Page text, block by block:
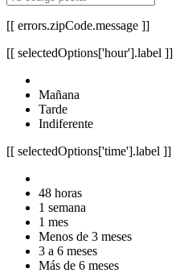
[[ errors.zipCode.message ]]
[[ selectedOptions['hour'].label ]]
Mañana
Tarde
Indiferente
[[ selectedOptions['time'].label ]]
48 horas
1 semana
1 mes
Menos de 3 meses
3 a 6 meses
Más de 6 meses